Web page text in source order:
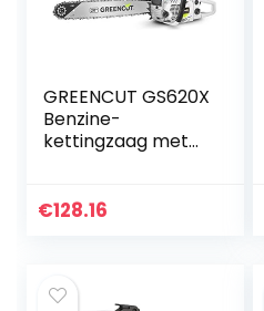
GREENCUT GS620X
Benzine-
kettingzaag met
inch vel, Easy-
€128.16